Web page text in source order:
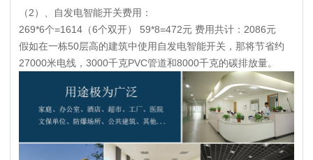
（2）、自发电智能开关费用：
269*6个=1614（6个双开） 59*8=472元 费用共计：2086元
假如在一栋50层高的建筑中使用自发电智能开关，那将节省约
27000米电线，3000千克PVC管道和8000千克的碳排放量。